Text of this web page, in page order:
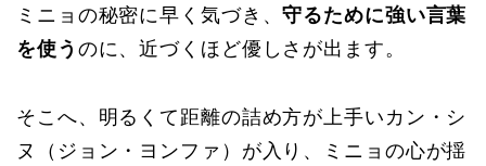
ミニョの秘密に早く気づき、守るために強い言葉
を使う のに、近づくほど優しさが出ます。
そこへ、明るくて距離の詰め方が上手いカン・シ
ヌ（ジョン・ヨンファ）が入り、ミニョの心が揺